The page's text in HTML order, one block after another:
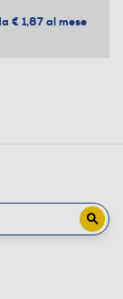
€ 1,87 al mese